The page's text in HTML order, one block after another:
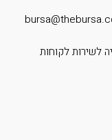
לשירות לקוחות